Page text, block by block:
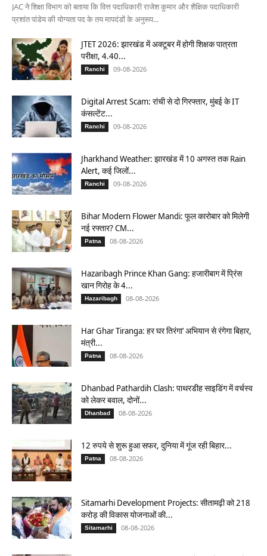
JAC ने शिक्षा विभाग को बताया कि वित्त पदाधिकारी राजेश कुमार और शैक्षिक पदाधिकारी
प्रशांत पांडेय की योग्यता पद के तय मापदंडों के अनुरूप...
JTET 2026: झारखंड में अक्टूबर में होगी शिक्षक पात्रता
परीक्षा, 4.40...
Ranchi 09-08-2026
Digital Arrest Scam: रांची से दो गिरफ्तार, मुंबई के IT
कंसल्टेंट...
Ranchi 09-08-2026
Jharkhand Weather: झारखंड में 10 अगस्त तक Rain
Alert, कई जिलों...
Ranchi 09-08-2026
Bihar Modern Flower Mandi: फूल कारोबार को मिलेगी
नई रफ्तार? CM...
Patna 08-08-2026
Hazaribagh Prince Khan Gang: हजारीबाग में प्रिंस
खान गिरोह के 4...
Hazaribagh 08-08-2026
Har Ghar Tiranga: हर घर तिरंगा’ अभियान से रंगेगा बिहार,
मंत्री...
Patna 08-08-2026
Dhanbad Pathardih Clash: पाथरडीह साइडिंग में वर्चस्व
को लेकर बवाल, दोनों...
Dhanbad 08-08-2026
12 रुपये से शुरू हुआ सफर, दुनिया में गूंज रही बिहार...
Patna 08-08-2026
Sitamarhi Development Projects: सीतामढ़ी को 218
करोड़ की विकास योजनाओं की...
Sitamarhi 08-08-2026